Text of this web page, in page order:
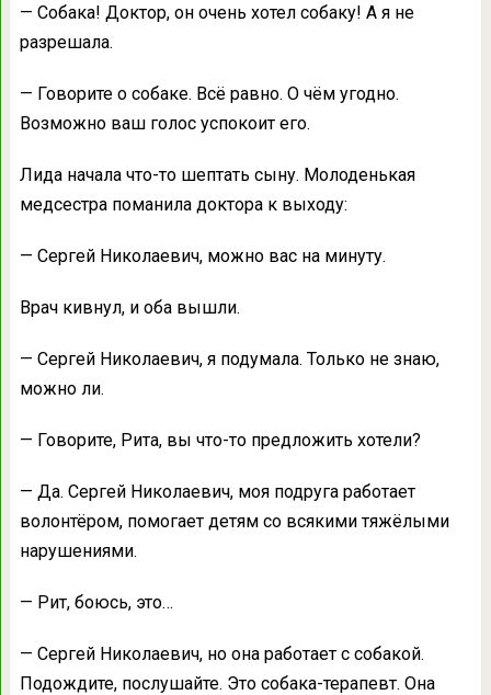
— Собака! Доктор, он очень хотел собаку! А я не
разрешала.
— Говорите о собаке. Всё равно. О чём угодно.
Возможно ваш голос успокоит его.
Лида начала что-то шептать сыну. Молоденькая
медсестра поманила доктора к выходу:
— Сергей Николаевич, можно вас на минуту.
Врач кивнул, и оба вышли.
— Сергей Николаевич, я подумала. Только не знаю,
можно ли.
— Говорите, Рита, вы что-то предложить хотели?
— Да. Сергей Николаевич, моя подруга работает
волонтёром, помогает детям со всякими тяжёлыми
нарушениями.
— Рит, боюсь, это…
— Сергей Николаевич, но она работает с собакой.
Подождите, послушайте. Это собака-терапевт. Она